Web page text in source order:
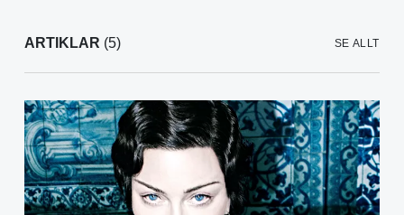
ARTIKLAR (5) SE ALLT